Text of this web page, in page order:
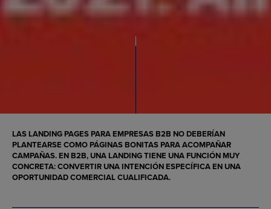
LAS LANDING PAGES PARA EMPRESAS B2B NO DEBERÍAN
PLANTEARSE COMO PÁGINAS BONITAS PARA ACOMPAÑAR
CAMPAÑAS. EN B2B, UNA LANDING TIENE UNA FUNCIÓN MUY
CONCRETA: CONVERTIR UNA INTENCIÓN ESPECÍFICA EN UNA
OPORTUNIDAD COMERCIAL CUALIFICADA.